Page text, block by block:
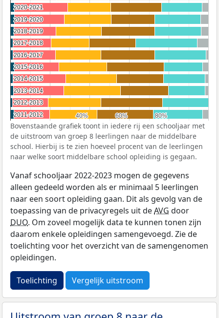
40%
40% 60%
60% 80%
80%
2020-2021
2020-2021
2019-2020
2019-2020
2018-2019
2018-2019
2017-2018
2017-2018
2016-2017
2016-2017
2015-2016
2015-2016
2014-2015
2014-2015
2013-2014
2013-2014
2012-2013
2012-2013
2011-2012
2011-2012
Bovenstaande grafiek toont in iedere rij een schooljaar met
de uitstroom van groep 8 leerlingen naar de middelbare
school. Hierbij is te zien hoeveel procent van de leerlingen
naar welke soort middelbare school opleiding is gegaan.
Vanaf schooljaar 2022-2023 mogen de gegevens
alleen gedeeld worden als er minimaal 5 leerlingen
naar een soort opleiding gaan. Dit als gevolg van de
toepassing van de privacyregels uit deAVG door
DUO. Om zoveel mogelijk data te kunnen tonen zijn
daarom enkele opleidingen samengevoegd. Zie de
toelichting voor het overzicht van de samengenomen
opleidingen.
Toelichting Vergelijk uitstroom